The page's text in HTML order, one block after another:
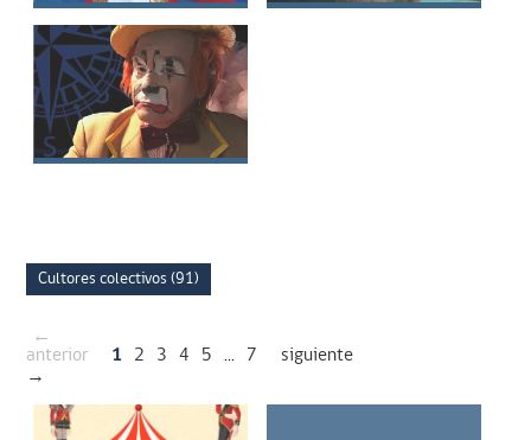
Juan De La Cruz
Fuentealba Burse
Orlando Miguel
Sigisfredo Jaime
Cultores colectivos (91)
←
anterior
1 2 3 4 5 ... 7
siguiente
→